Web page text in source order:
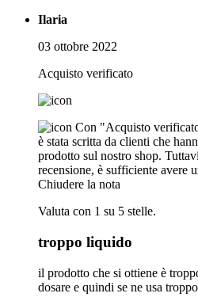
Ilaria
03 ottobre 2022
Acquisto verificato
Con "Acquisto
è stata scritta da clienti che
prodotto sul nostro shop.
recensione, è sufficiente avere
Chiudere la nota
Valuta con 1 su 5 stelle.
troppo liquido
il prodotto che si ottiene è
dosare e quindi se ne usa troppo